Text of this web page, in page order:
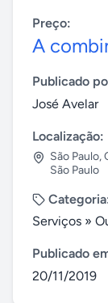
Preço:
A
Publicado
José Avelar
Localização:
São Paulo,
São Paulo
Serviços »
Publicado
20/11/2019